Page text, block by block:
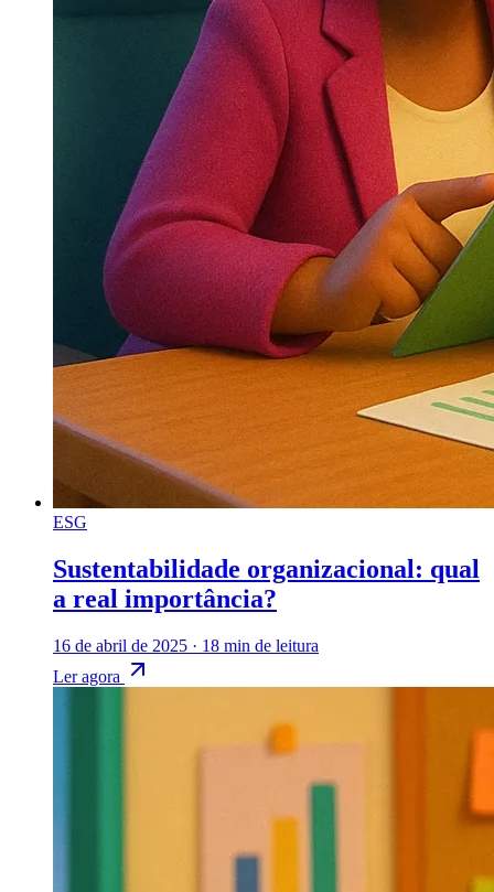
ESG
Sustentabilidade organizacional: qual
a real importância?
16 de abril de 2025 · 18 min de leitura
Ler agora